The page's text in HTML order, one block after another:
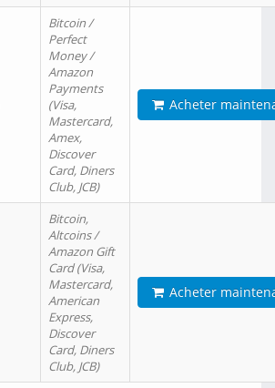
Bitcoin /
Perfect
Money /
Amazon
Payments
(Visa,
Mastercard,
Amex,
Discover
Card, Diners
Club, JCB)
Acheter
Bitcoin,
Altcoins /
Amazon Gift
Card (Visa,
Mastercard,
American
Express,
Discover
Card, Diners
Club, JCB)
Acheter